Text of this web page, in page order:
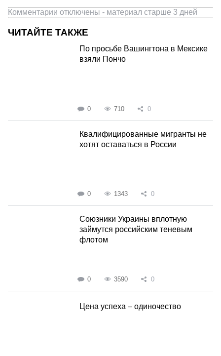
Комментарии отключены - материал старше 3 дней
ЧИТАЙТЕ ТАКЖЕ
По просьбе Вашингтона в Мексике
взяли Пончо
0 710 0
Квалифицированные мигранты не
хотят оставаться в России
0 1343 0
Союзники Украины вплотную
займутся российским теневым
флотом
0 3590 0
Цена успеха – одиночество